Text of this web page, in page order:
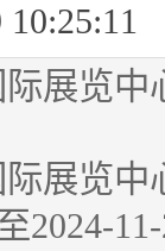
展览中
展览中
2024-